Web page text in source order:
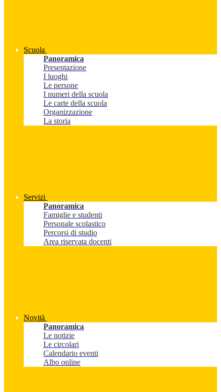
Scuola
Panoramica
Presentazione
I luoghi
Le persone
I numeri della scuola
Le carte della scuola
Organizzazione
La storia
Servizi
Panoramica
Famiglie e studenti
Personale scolastico
Percorsi di studio
Area riservata docenti
Novità
Panoramica
Le notizie
Le circolari
Calendario eventi
Albo online